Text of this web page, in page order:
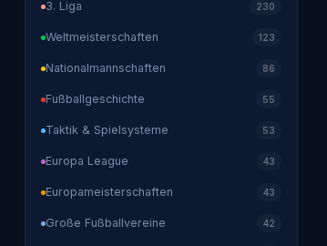
3. Liga 230
Weltmeisterschaften 123
Nationalmannschaften 86
Fußballgeschichte 55
Taktik & Spielsysteme 53
Europa League 43
Europameisterschaften 43
Große Fußballvereine 42